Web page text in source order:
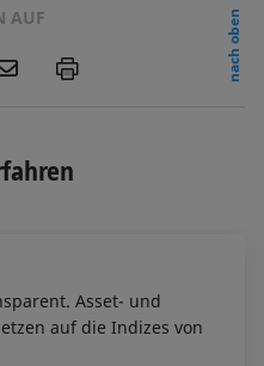
AUF
E
l
P
nach oben
Asset- und
auf die Indizes von